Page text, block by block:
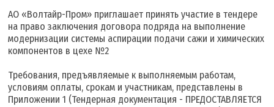
АО «Волтайр-Пром» приглашает принять участие в тендере
на право заключения договора подряда на выполнение
модернизации системы аспирации подачи сажи и химических
компонентов в цехе №2
Требования, предъявляемые к выполняемым работам,
условиям оплаты, срокам и участникам, представлены в
Приложении 1 (Тендерная документация - ПРЕДОСТАВЛЯЕТСЯ